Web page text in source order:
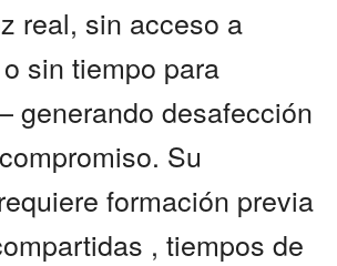
real, sin acceso a
sin tiempo para
generando desafección
Su
formación previa
, tiempos de